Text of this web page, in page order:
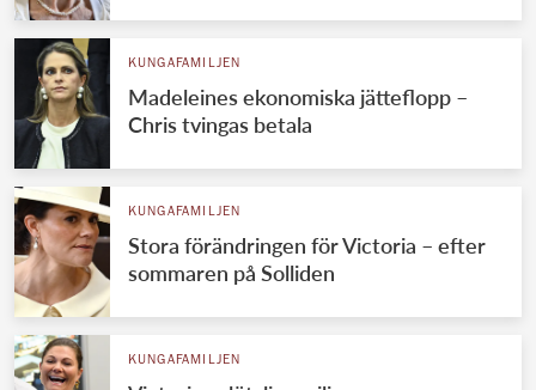
KUNGAFAMILJEN
Madeleines ekonomiska jätteflopp –
Chris tvingas betala
KUNGAFAMILJEN
Stora förändringen för Victoria – efter
sommaren på Solliden
KUNGAFAMILJEN